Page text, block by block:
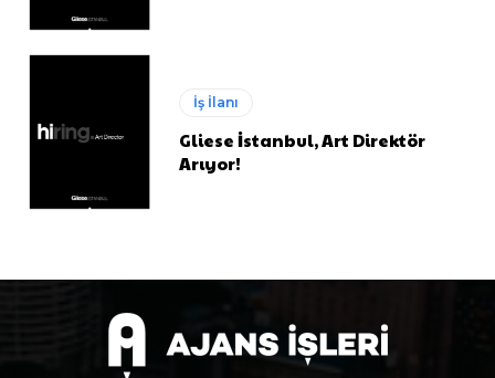
İş İlanı
Gliese İstanbul, Art Direktör
Arıyor!